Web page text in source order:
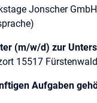
Jonscher
(m/w/d) zur
15517
Aufgaben